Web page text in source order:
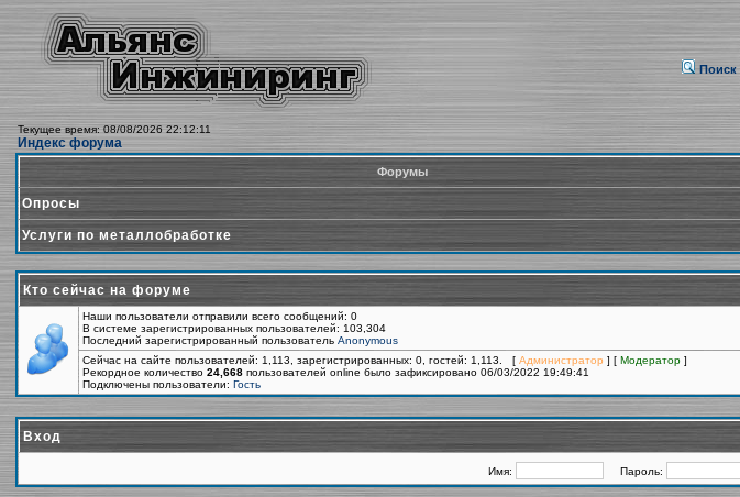
Поиск
Текущее время: 08/08/2026 22:12:11
Индекс форума
Форумы
Опросы
Услуги по металлобработке
Кто сейчас на форуме
Наши пользователи отправили всего сообщений: 0
В системе зарегистрированных пользователей: 103,304
Последний зарегистрированный пользователь Anonymous
Сейчас на сайте пользователей: 1,113, зарегистрированных: 0, гостей: 1,113. [ Администратор ] [ Модератор ]
Рекордное количество 24,668 пользователей online было зафиксировано 06/03/2022 19:49:41
Подключены пользователи: Гость
Вход
Имя: Пароль: